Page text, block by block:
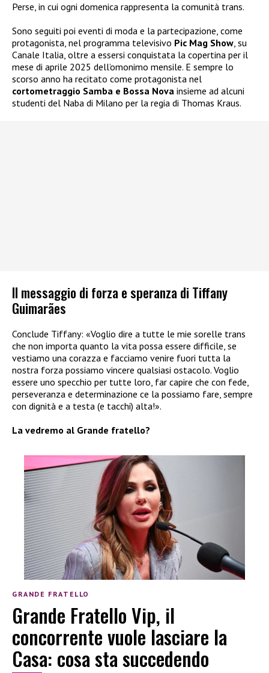
Perse, in cui ogni domenica rappresenta la comunità trans.
Sono seguiti poi eventi di moda e la partecipazione, come
protagonista, nel programma televisivo Pic Mag Show, su
Canale Italia, oltre a essersi conquistata la copertina per il
mese di aprile 2025 dell’omonimo mensile. E sempre lo
scorso anno ha recitato come protagonista nel
cortometraggio Samba e Bossa Nova insieme ad alcuni
studenti del Naba di Milano per la regia di Thomas Kraus.
Il messaggio di forza e speranza di Tiffany
Guimarães
Conclude Tiffany: «Voglio dire a tutte le mie sorelle trans
che non importa quanto la vita possa essere difficile, se
vestiamo una corazza e facciamo venire fuori tutta la
nostra forza possiamo vincere qualsiasi ostacolo. Voglio
essere uno specchio per tutte loro, far capire che con fede,
perseveranza e determinazione ce la possiamo fare, sempre
con dignità e a testa (e tacchi) alta!».
La vedremo al Grande fratello?
GRANDE FRATELLO
Grande Fratello Vip, il
concorrente vuole lasciare la
Casa: cosa sta succedendo